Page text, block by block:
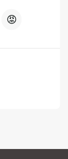
😡